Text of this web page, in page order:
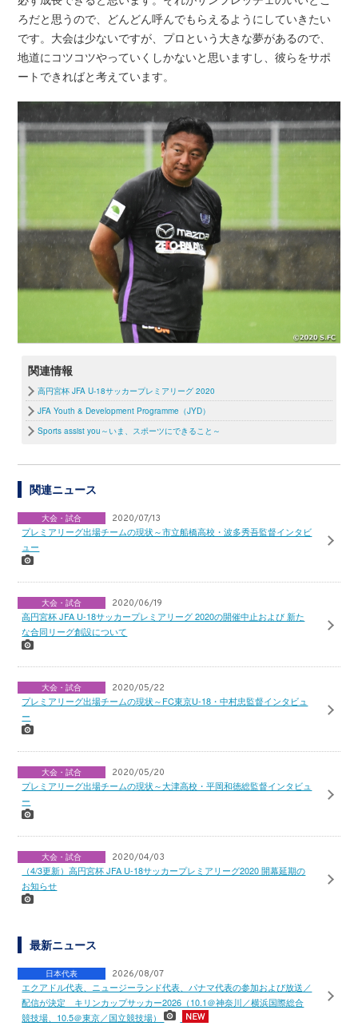
ろだと思うので、どんどん呼んでもらえるようにしていきたい
です。大会は少ないですが、プロという大きな夢があるので、
地道にコツコツやっていくしかないと思いますし、彼らをサポ
ートできればと考えています。
関連情報
高円宮杯 JFA U-18サッカープレミアリーグ 2020
JFA Youth & Development Programme（JYD）
Sports assist you～いま、スポーツにできること～
関連ニュース
大会・試合 2020/07/13
プレミアリーグ出場チームの現状～市立船橋高校・波多秀吾監督インタビ
ュー
大会・試合 2020/06/19
高円宮杯 JFA U-18サッカープレミアリーグ 2020の開催中止および 新た
な合同リーグ創設について
大会・試合 2020/05/22
プレミアリーグ出場チームの現状～FC東京U-18・中村忠監督インタビュ
ー
大会・試合 2020/05/20
プレミアリーグ出場チームの現状～大津高校・平岡和徳総監督インタビュ
ー
大会・試合 2020/04/03
（4/3更新）高円宮杯 JFA U-18サッカープレミアリーグ2020 開幕延期の
お知らせ
最新ニュース
日本代表 2026/08/07
エクアドル代表、ニュージーランド代表、パナマ代表の参加および放送／
配信が決定 キリンカップサッカー2026（10.1＠神奈川／横浜国際総合
競技場、10.5＠東京／国立競技場）